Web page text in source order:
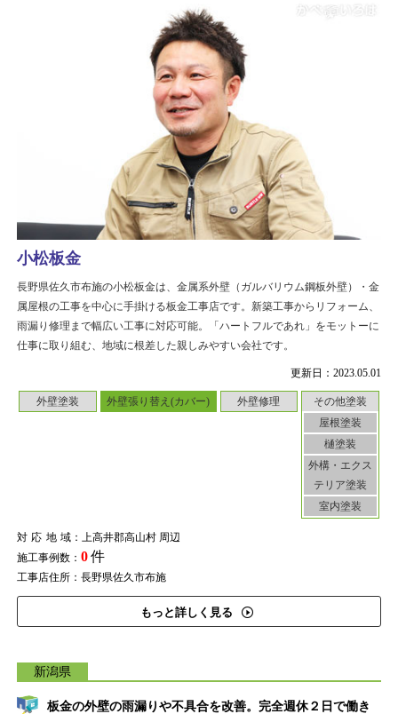
更新日：2023.05.01
外壁塗装 外壁張り替え(カバー) 外壁修理
その他塗装
屋根塗装
樋塗装
外構・エクス
テリア塗装
室内塗装
対応地域：上高井郡高山村 周辺
施工事例数： 0件
工事店住所：長野県佐久市布施
もっと詳しく見る
小松板金
長野県佐久市布施の小松板金は、金属系外壁（ガルバリウム鋼板外壁）・金
属屋根の工事を中心に手掛ける板金工事店です。新築工事からリフォーム、
雨漏り修理まで幅広い工事に対応可能。「ハートフルであれ」をモットーに
仕事に取り組む、地域に根差した親しみやすい会社です。
新潟県
板金の外壁の雨漏りや不具合を改善。完全週休２日で働き